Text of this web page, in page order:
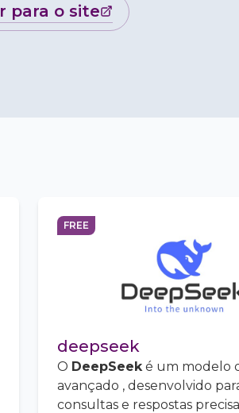
ir para o site
FREE
deepseek
O DeepSeeké um modelo
avançado , desenvolvido
consultas e respostas